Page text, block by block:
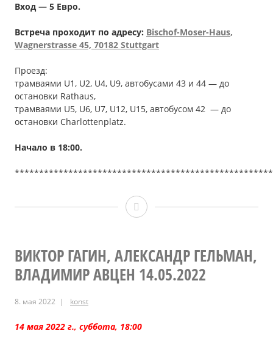
Вход — 5 Евро.
Встреча проходит по адресу: Bischof-Moser-Haus,
Wagnerstrasse 45, 70182 Stuttgart
Проезд:
трамваями U1, U2, U4, U9, автобусами 43 и 44 — до
остановки Rathaus,
трамваями U5, U6, U7, U12, U15, автобусом 42 — до
остановки Сharlottenplatz.
Начало в 18:00.
Алина
Александр
ВАРИЧЕВЫ,
ВИКТОР ГАГИН, АЛЕКСАНДР ГЕЛЬМАН,
ВЛАДИМИР АВЦЕН 14.05.2022
8. мая 2022 konst
14 мая 2022 г., суббота, 18:00